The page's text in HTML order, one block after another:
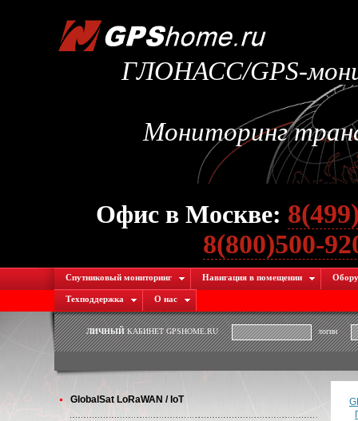
ГЛОНАСС/GPS-
Мониторинг
Офис в Москве:
8(800)500-
Спутниковый мониторинг Навигация в помещении
Техподдержка О нас
ЛИЧНЫЙКАБИНЕТ GPSHOME.RU логин
GlobalSat LoRaWAN / IoT